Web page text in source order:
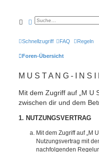
SucheErweiterte Suche
Schnellzugriff FAQ Regeln
Foren-Übersicht
M U S T A N G - I N S
Mit dem Zugriff auf „M U
zwischen dir und dem
1. NUTZUNGSVERTRAG
Mit dem Zugriff auf „M
Nutzungsvertrag mit
nachfolgenden